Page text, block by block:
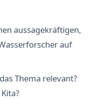
aussagekräftigen,
auf
Thema relevant?